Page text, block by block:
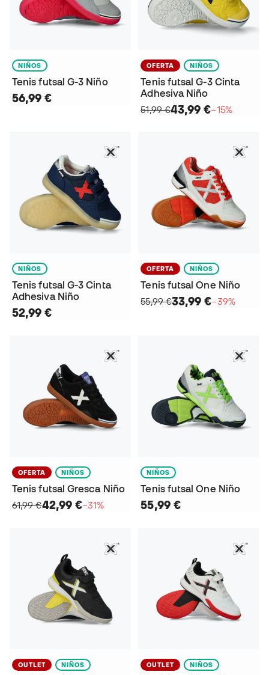
NIÑOS
Tenis futsal G-3 Niño
56,99 €
OFERTA NIÑOS
Tenis futsal G-3 Cinta
Adhesiva Niño
51,99 €43,99 €−15%
NIÑOS
Tenis futsal G-3 Cinta
Adhesiva Niño
52,99 €
OFERTA NIÑOS
Tenis futsal One Niño
55,99 €33,99 €−39%
OFERTA NIÑOS
Tenis futsal Gresca Niño
61,99 €42,99 €−31%
NIÑOS
Tenis futsal One Niño
55,99 €
OUTLET NIÑOS OUTLET NIÑOS